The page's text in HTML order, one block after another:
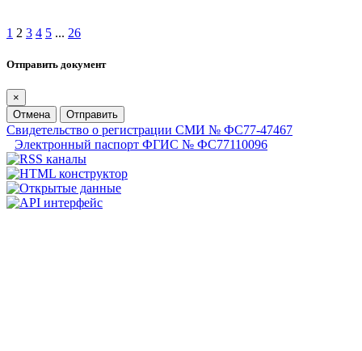
1 2 3 4 5 ... 26
Отправить документ
×
Отмена
Отправить
Свидетельство о регистрации СМИ № ФС77-47467
Электронный паспорт ФГИС № ФС77110096